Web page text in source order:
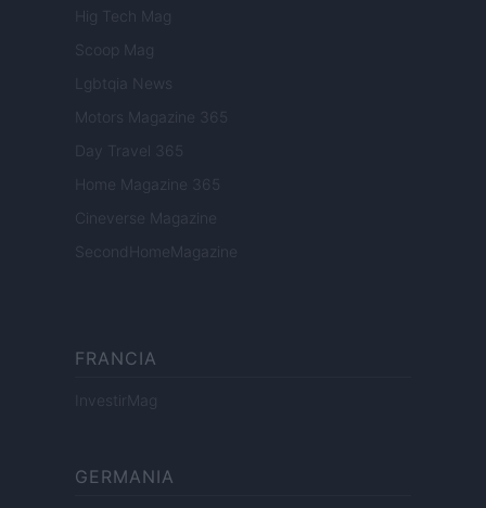
Hig Tech Mag
Scoop Mag
Lgbtqia News
Motors Magazine 365
Day Travel 365
Home Magazine 365
Cineverse Magazine
SecondHomeMagazine
FRANCIA
InvestirMag
GERMANIA